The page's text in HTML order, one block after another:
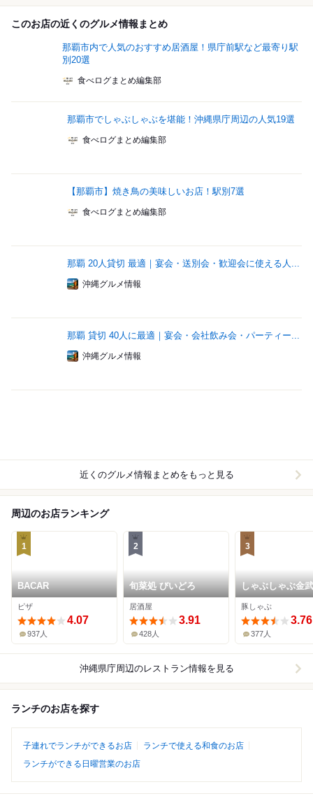
このお店の近くのグルメ情報まとめ
那覇市内で人気のおすすめ居酒屋！県庁前駅など最寄り駅
別20選
食べログまとめ編集部
那覇市でしゃぶしゃぶを堪能！沖縄県庁周辺の人気19選
食べログまとめ編集部
【那覇市】焼き鳥の美味しいお店！駅別7選
食べログまとめ編集部
那覇 20人貸切 最適｜宴会・送別会・歓迎会に使える人...
沖縄グルメ情報
那覇 貸切 40人に最適｜宴会・会社飲み会・パーティー...
沖縄グルメ情報
近くのグルメ情報まとめをもっと見る
周辺のお店ランキング
1
BACAR
ピザ
4.07
937人
2
旬菜処 びいどろ
居酒屋
3.91
428人
3
しゃぶしゃぶ金
店
豚しゃぶ
3.76
377人
沖縄県庁周辺のレストラン情報を見る
ランチのお店を探す
子連れでランチができるお店
ランチで使える和食のお店
ランチができる日曜営業のお店